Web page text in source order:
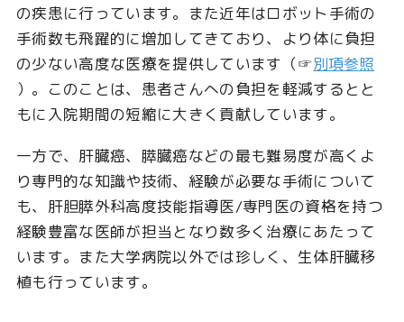
の疾患に行っています。また近年はロボット手術の
手術数も飛躍的に増加してきており、より体に負担
の少ない高度な医療を提供しています（☞別項参照
）。このことは、患者さんへの負担を軽減するとと
もに入院期間の短縮に大きく貢献しています。
一方で、肝臓癌、膵臓癌などの最も難易度が高くよ
り専門的な知識や技術、経験が必要な手術について
も、肝胆膵外科高度技能指導医/専門医の資格を持つ
経験豊富な医師が担当となり数多く治療にあたって
います。また大学病院以外では珍しく、生体肝臓移
植も行っています。